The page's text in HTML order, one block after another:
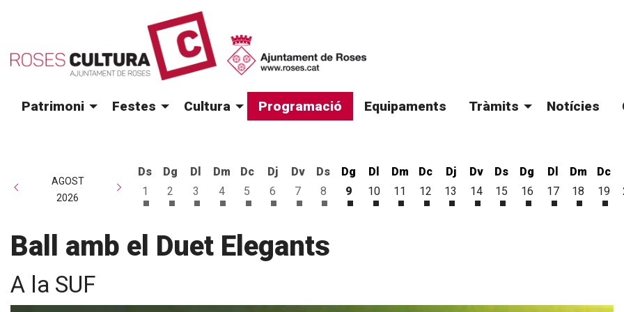
Patrimoni Festes Cultura Programació Equipaments Tràmits Notícies
AGOST
2026
Ds
1
Dissabte 1 d'agost
Dg
2
Diumenge 2 d'agost
Dl
3
Dilluns 3 d'agost
Dm
4
Dimarts 4 d'agost
Dc
5
Dimecres 5 d'agost
Dj
6
Dijous 6 d'agost
Dv
7
Divendres 7 d'agost
Ds
8
Dissabte 8 d'agost
Dg
9
Diumenge 9 d'agost
Dl
10
Dilluns 10 d'agost
Dm
11
Dimarts 11 d'agost
Dc
12
Dimecres 12 d'agost
Dj
13
Dijous 13 d'agost
Dv
14
Divendres 14 d'agost
Ds
15
Dissabte 15 d'agost
Dg
16
Diumenge 16
Dl
17
Dilluns 17
Dm
18
Dimarts
Dc
19
Ball amb el Duet Elegants
A la SUF